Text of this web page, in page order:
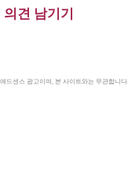
의견 남기기
드센스 광고이며, 본 사이트와는 무관합니다.